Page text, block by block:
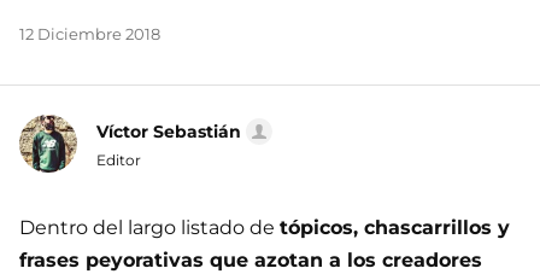
12 Diciembre 2018
Víctor Sebastián
Editor
Dentro del largo listado de tópicos, chascarrillos y
frases peyorativas que azotan a los creadores